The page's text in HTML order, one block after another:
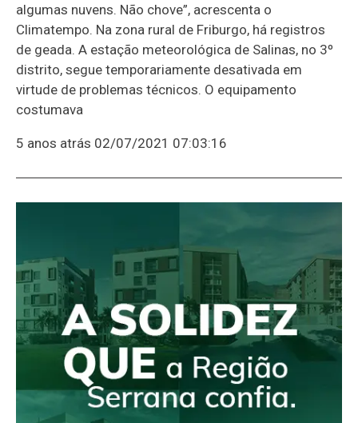
algumas nuvens. Não chove”, acrescenta o
Climatempo. Na zona rural de Friburgo, há registros
de geada. A estação meteorológica de Salinas, no 3º
distrito, segue temporariamente desativada em
virtude de problemas técnicos. O equipamento
costumava
5 anos atrás 02/07/2021 07:03:16